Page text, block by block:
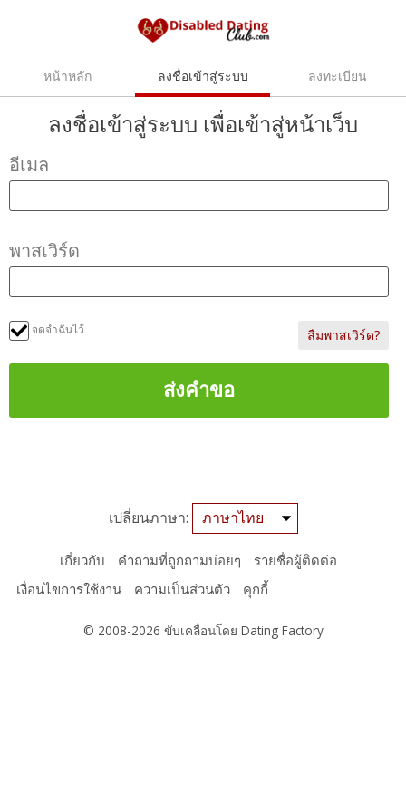
หน้าหลัก ลงชื่อเข้าสู่ระบบ ลงทะเบียน
ลงชื่อเข้าสู่ระบบ เพื่อเข้าสู่หน้าเว็บ
อีเมล
พาสเวิร์ด:
จดจำฉันไว้ ลืมพาสเวิร์ด?
เปลี่ยนภาษา:
เกี่ยวกับ คำถามที่ถูกถามบ่อยๆ
รายชื่อผู้ติดต่อ
เงื่อนไขการใช้งาน
ความเป็นส่วนตัว คุกกี้
© 2008-2026 ขับเคลื่อนโดย Dating Factory